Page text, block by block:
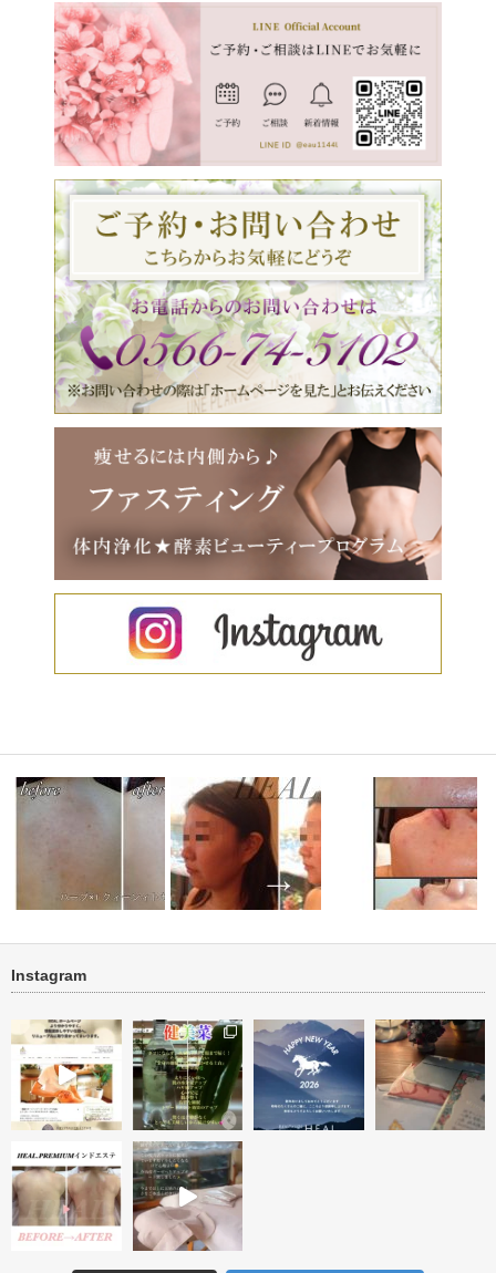
ト・く
ブライダル・背中ニキビ・ニキ小顔ケア 顔筋リフトトリートニキビ・ニキビ跡改善
Instagram